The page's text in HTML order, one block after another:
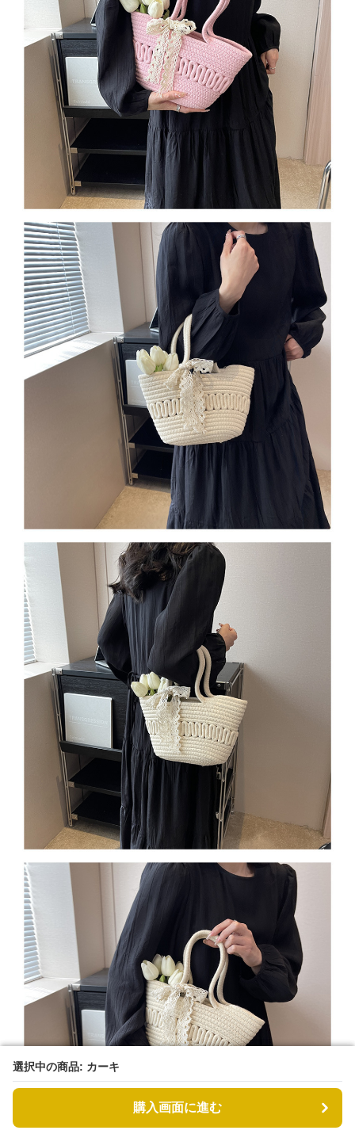
選択中の商品: カーキ
購入画面に進む
選択中の商品: カーキ
購入画面に進む